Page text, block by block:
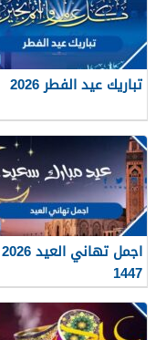
تباريك عيد الفطر 2026
1447